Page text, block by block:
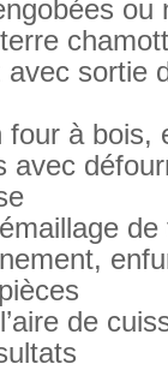
avec sortie
four à bois,
avec
de